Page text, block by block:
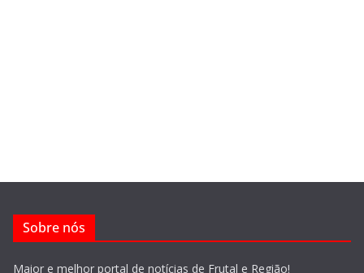
Sobre nós
Maior e melhor portal de notícias de Frutal e Região!